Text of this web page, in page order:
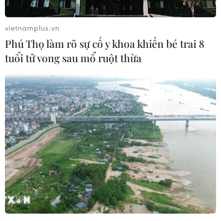
quy định của pháp luật về bồi thường ngoài hợp
đồng thì bên yêu cầu bồi thường phải chứng
minh lỗi của phía bị đơn.
Phía Trường Đại học Kinh tế quốc dân không có
lỗi khi ông Hảo sau khi tốt nghiệp đã không
quay lại Nhà trường làm thủ tục xin cấp bằng
tốt nghiệp.
Đến năm 2017, ông Hảo có đơn khởi kiện đòi
bằng tốt nghiệp, thì đến năm 2019, Nhà trường
đã trả bằng tốt nghiệp và hồ sơ cá nhân cho ông
Hảo. Việc chậm trễ này do khách quan khi nhân
sự quản lý hồ sơ thay đổi, Nhà trường nhiều lần
chuyển khu làm việc.
Bên cạnh đó, Hội đồng xét xử cũng xác định, lời
vietnamplus.vn
Phú Thọ làm rõ sự cố y khoa khiến bé trai 8
tuổi tử vong sau mổ ruột thừa